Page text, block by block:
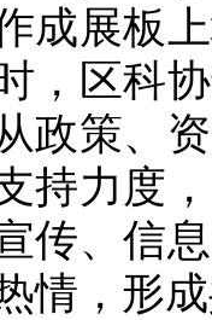
成展板
，区科
政策、
持力度
传、信
情，形